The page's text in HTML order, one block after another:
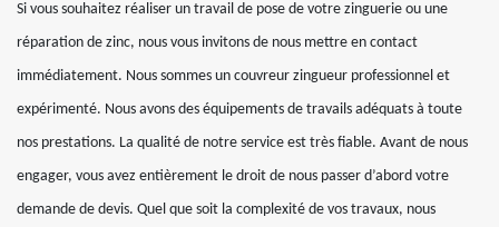
Si vous souhaitez réaliser un travail de pose de votre zinguerie ou une
réparation de zinc, nous vous invitons de nous mettre en contact
immédiatement. Nous sommes un couvreur zingueur professionnel et
expérimenté. Nous avons des équipements de travails adéquats à toute
nos prestations. La qualité de notre service est très fiable. Avant de nous
engager, vous avez entièrement le droit de nous passer d’abord votre
demande de devis. Quel que soit la complexité de vos travaux, nous